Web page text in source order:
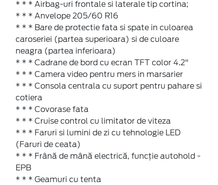
* * * Airbag-uri frontale si laterale tip cortina;
* * * Anvelope 205/60 R16
* * * Bare de protectie fata si spate in culoarea
caroseriei (partea superioara) si de culoare
neagra (partea inferioara)
* * * Cadrane de bord cu ecran TFT color 4.2"
* * * Camera video pentru mers in marsarier
* * * Consola centrala cu suport pentru pahare si
cotiera
* * * Covorase fata
* * * Cruise control cu limitator de viteza
* * * Faruri si lumini de zi cu tehnologie LED
(Faruri de ceata)
* * * Frână de mână electrică, funcție autohold -
EPB
* * * Geamuri cu tenta